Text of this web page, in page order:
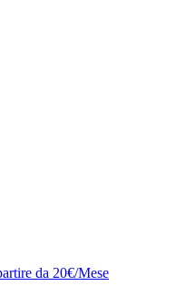
da 20€/Mese